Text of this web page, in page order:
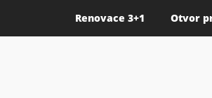
Renovace 3+1 Otvor